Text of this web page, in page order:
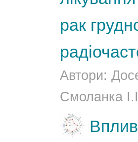
рак
Автори:
Смоланка
Вплив